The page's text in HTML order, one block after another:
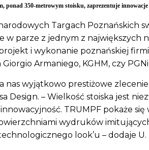
ponad 350-metrowym stoisku, zaprezentuje
Targach Poznańskich
w parze z jednym z największych
i wykonanie poznańskiej
Armaniego, KGHM, czy
nas wyjątkowo prestiżowe
Design. – Wielkość stoiska jest
TRUMPF pokaże
wydruków
look’u – dodaje U.